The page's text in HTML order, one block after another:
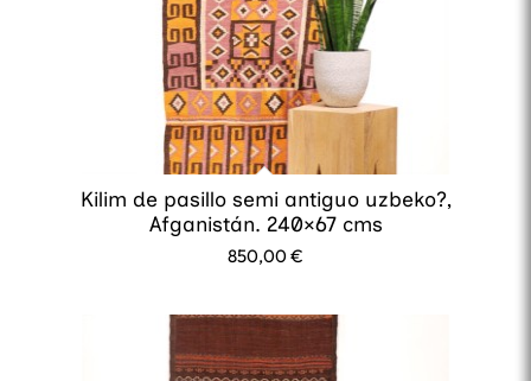
Kilim de pasillo semi antiguo uzbeko?,
Afganistán. 240×67 cms
850,00€